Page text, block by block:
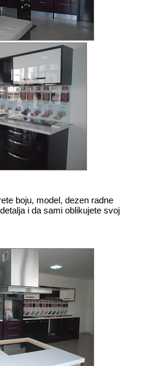
boju, model, dezen radne
i da sami oblikujete svoj